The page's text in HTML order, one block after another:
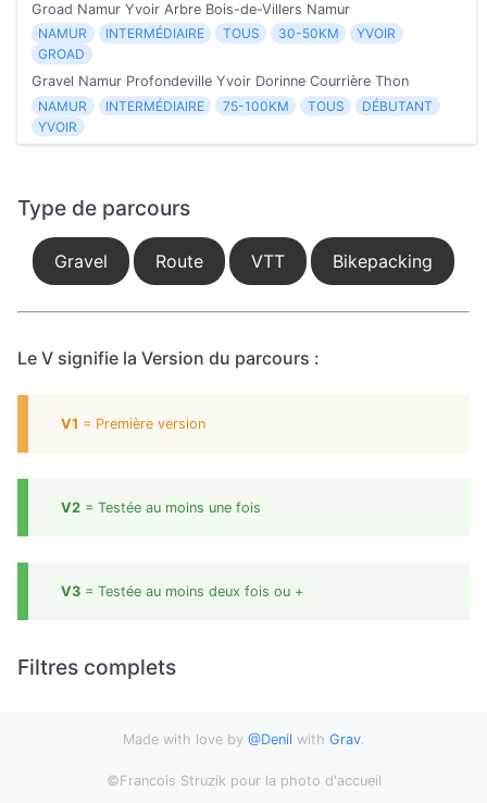
Groad Namur Yvoir Arbre Bois-de-Villers Namur
NAMUR
INTERMÉDIAIRE TOUS 30-50KM
YVOIR
GROAD
Gravel Namur Profondeville Yvoir Dorinne Courrière Thon
NAMUR
INTERMÉDIAIRE 75-100KM TOUS
DÉBUTANT
YVOIR
Type de parcours
Gravel Route VTT Bikepacking
Le V signifie la Version du parcours :
V1 = Première version
V2 = Testée au moins une fois
V3 = Testée au moins deux fois ou +
Filtres complets
Made with love by @Denil with Grav.
©Francois Struzik pour la photo d'accueil